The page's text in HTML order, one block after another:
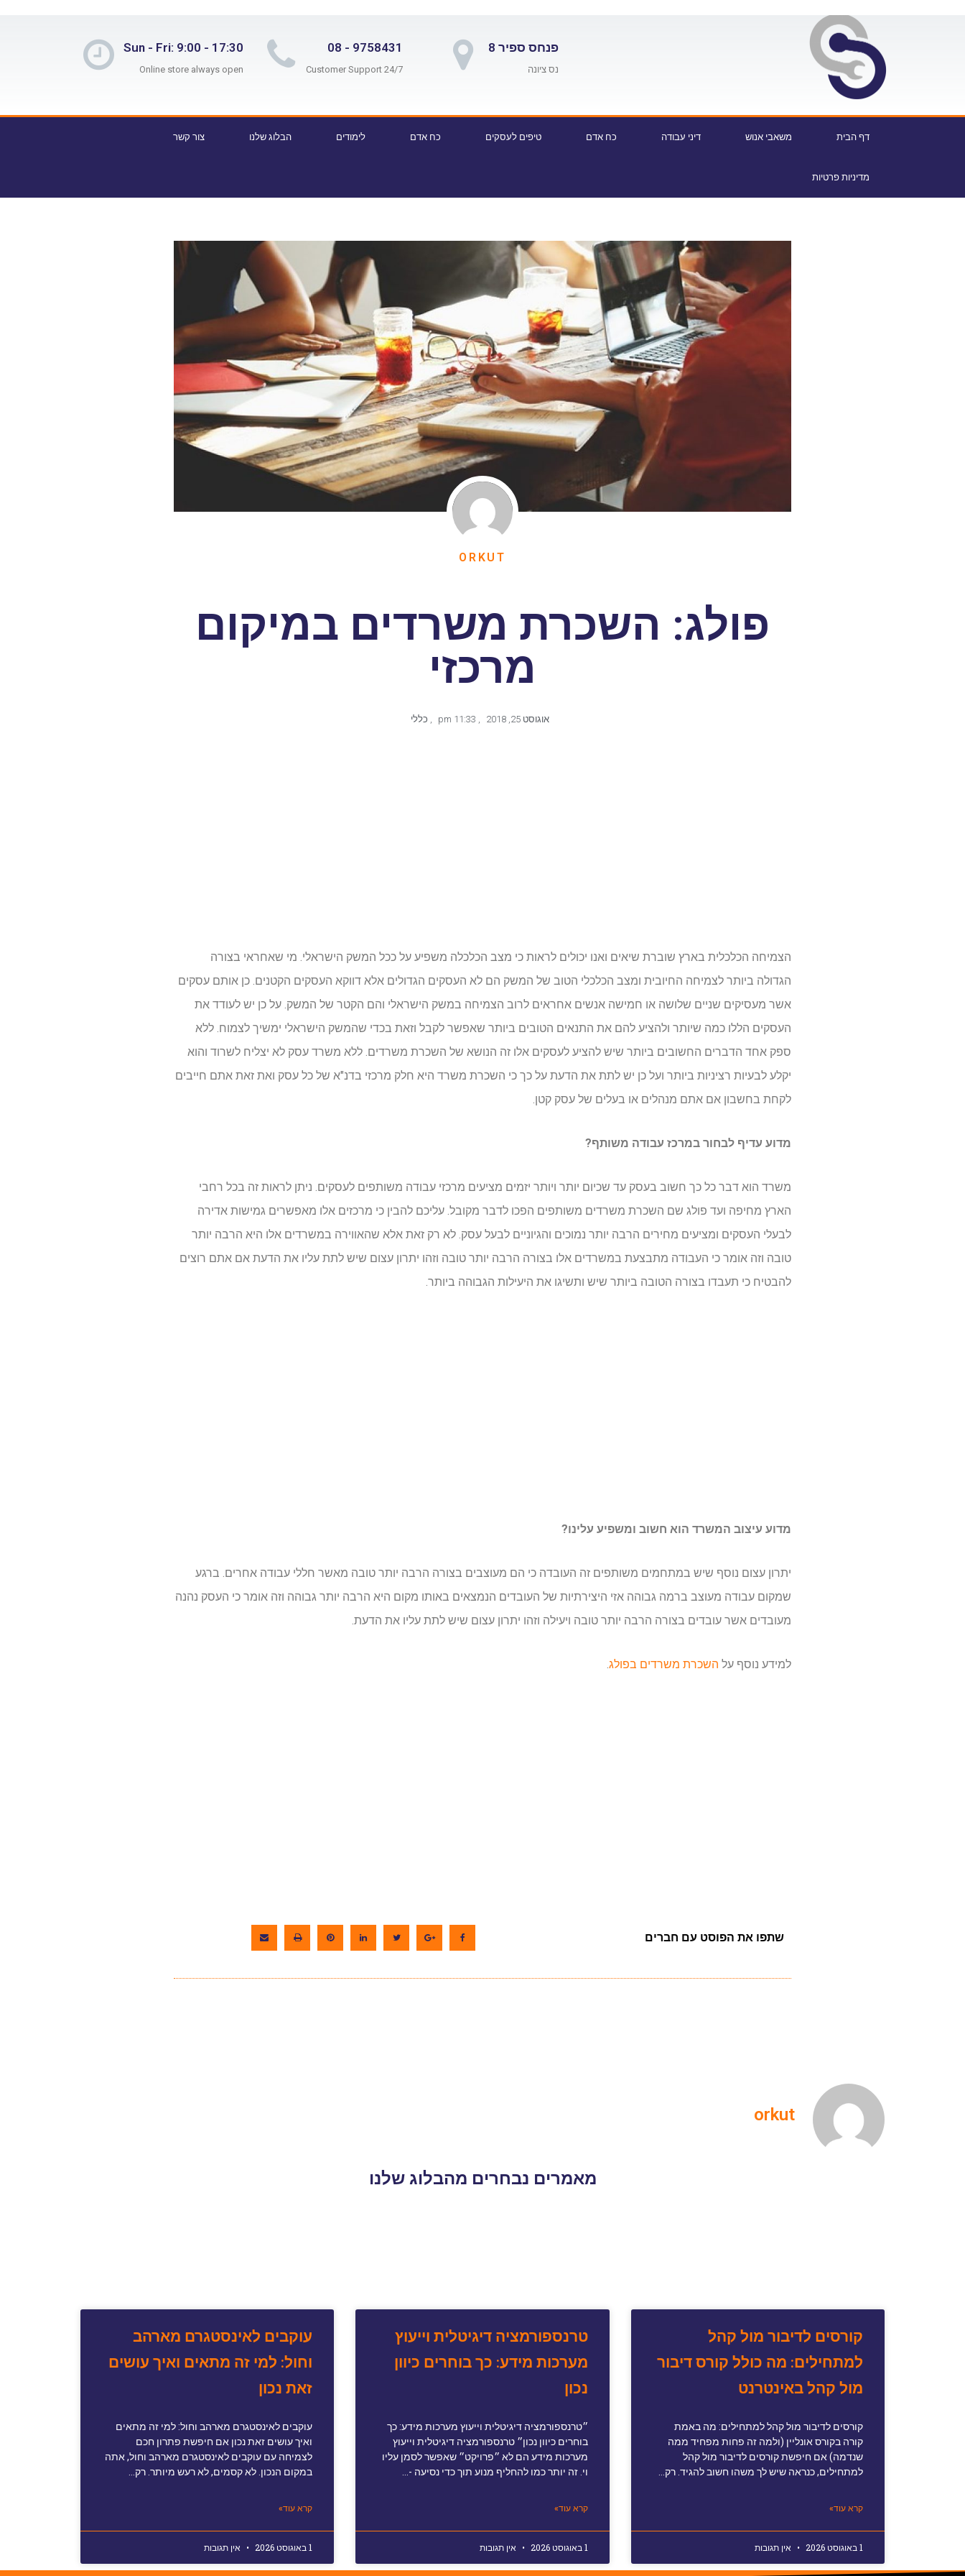
פנחס ספיר 8
נס ציונה
9758431 - 08
24/7 Customer Support
Sun - Fri: 9:00 - 17:30
Online store always open
דף הבית משאבי אנוש דיני עבודה כח אדם טיפים לעסקים כח אדם לימודים הבלוג שלנו צור קשר
מדיניות פרטיות
ORKUT
פולג: השכרת משרדים במיקום
מרכזי
אוגוסט 25, 2018 ,
, כללי
הצמיחה הכלכלית בארץ שוברת שיאים ואנו יכולים לראות כי מצב הכלכלה משפיע על ככל המשק הישראלי. מי שאחראי בצורה
הגדולה ביותר לצמיחה החיובית ומצב הכלכלי הטוב של המשק הם לא העסקים הגדולים אלא דווקא העסקים הקטנים. כן אותם עסקים
אשר מעסיקים שניים שלושה או חמישה אנשים אחראים לרוב הצמיחה במשק הישראלי והם הקטר של המשק. על כן יש לעודד את
העסקים הללו כמה שיותר ולהציע להם את התנאים הטובים ביותר שאפשר לקבל וזאת בכדי שהמשק הישראלי ימשיך לצמוח. ללא
ספק אחד הדברים החשובים ביותר שיש להציע לעסקים אלו זה הנושא של השכרת משרדים. ללא משרד עסק לא יצליח לשרוד והוא
יקלע לבעיות רציניות ביותר ועל כן יש לתת את הדעת על כך כי השכרת משרד היא חלק מרכזי בדנ"א של כל עסק ואת זאת אתם חייבים
לקחת בחשבון אם אתם מנהלים או בעלים של עסק קטן.
מדוע עדיף לבחור במרכז עבודה משותף?
משרד הוא דבר כל כך חשוב בעסק עד שכיום יותר ויותר יזמים מציעים מרכזי עבודה משותפים לעסקים. ניתן לראות זה בכל רחבי
הארץ מחיפה ועד פולג שם השכרת משרדים משותפים הפכו לדבר מקובל. עליכם להבין כי מרכזים אלו מאפשרים גמישות אדירה
לבעלי העסקים ומציעים מחירים הרבה יותר נמוכים והגיוניים לבעל עסק. לא רק זאת אלא שהאווירה במשרדים אלו היא הרבה יותר
טובה וזה אומר כי העבודה מתבצעת במשרדים אלו בצורה הרבה יותר טובה וזהו יתרון עצום שיש לתת עליו את הדעת אם אתם רוצים
להבטיח כי תעבדו בצורה הטובה ביותר שיש ותשיגו את היעילות הגבוהה ביותר.
מדוע עיצוב המשרד הוא חשוב ומשפיע עלינו?
יתרון עצום נוסף שיש במתחמים משותפים זה העובדה כי הם מעוצבים בצורה הרבה יותר טובה מאשר חללי עבודה אחרים. ברגע
שמקום עבודה מעוצב ברמה גבוהה אזי היצירתיות של העובדים הנמצאים באותו מקום היא הרבה יותר גבוהה וזה אומר כי העסק נהנה
מעובדים אשר עובדים בצורה הרבה יותר טובה ויעילה וזהו יתרון עצום שיש לתת עליו את הדעת.
למידע נוסף על השכרת משרדים בפולג.
שתפו את הפוסט עם חברים
orkut
מאמרים נבחרים מהבלוג שלנו
קורסים לדיבור מול קהל
למתחילים: מה כולל קורס דיבור
מול קהל באינטרנט
קורסים לדיבור מול קהל למתחילים: מה באמת
קורה בקורס אונליין (ולמה זה פחות מפחיד ממה
שנדמה) אם חיפשת קורסים לדיבור מול קהל
למתחילים, כנראה שיש לך משהו חשוב להגיד. רק…
קרא עוד»
1 באוגוסט 2026 אין תגובות
טרנספורמציה דיגיטלית וייעוץ
מערכות מידע: כך בוחרים כיוון
נכון
״טרנספורמציה דיגיטלית וייעוץ מערכות מידע: כך
בוחרים כיוון נכון״ טרנספורמציה דיגיטלית וייעוץ
מערכות מידע הם לא ״פרויקט״ שאפשר לסמן עליו
וי. זה יותר כמו להחליף מנוע תוך כדי נסיעה -…
קרא עוד»
1 באוגוסט 2026 אין תגובות
עוקבים לאינסטגרם מארהב
וחול: למי זה מתאים ואיך עושים
זאת נכון
עוקבים לאינסטגרם מארהב וחול: למי זה מתאים
ואיך עושים זאת נכון אם חיפשת פתרון חכם
לצמיחה עם עוקבים לאינסטגרם מארהב וחול, אתה
במקום הנכון. לא קסמים, לא רעש מיותר. רק…
קרא עוד»
1 באוגוסט 2026 אין תגובות